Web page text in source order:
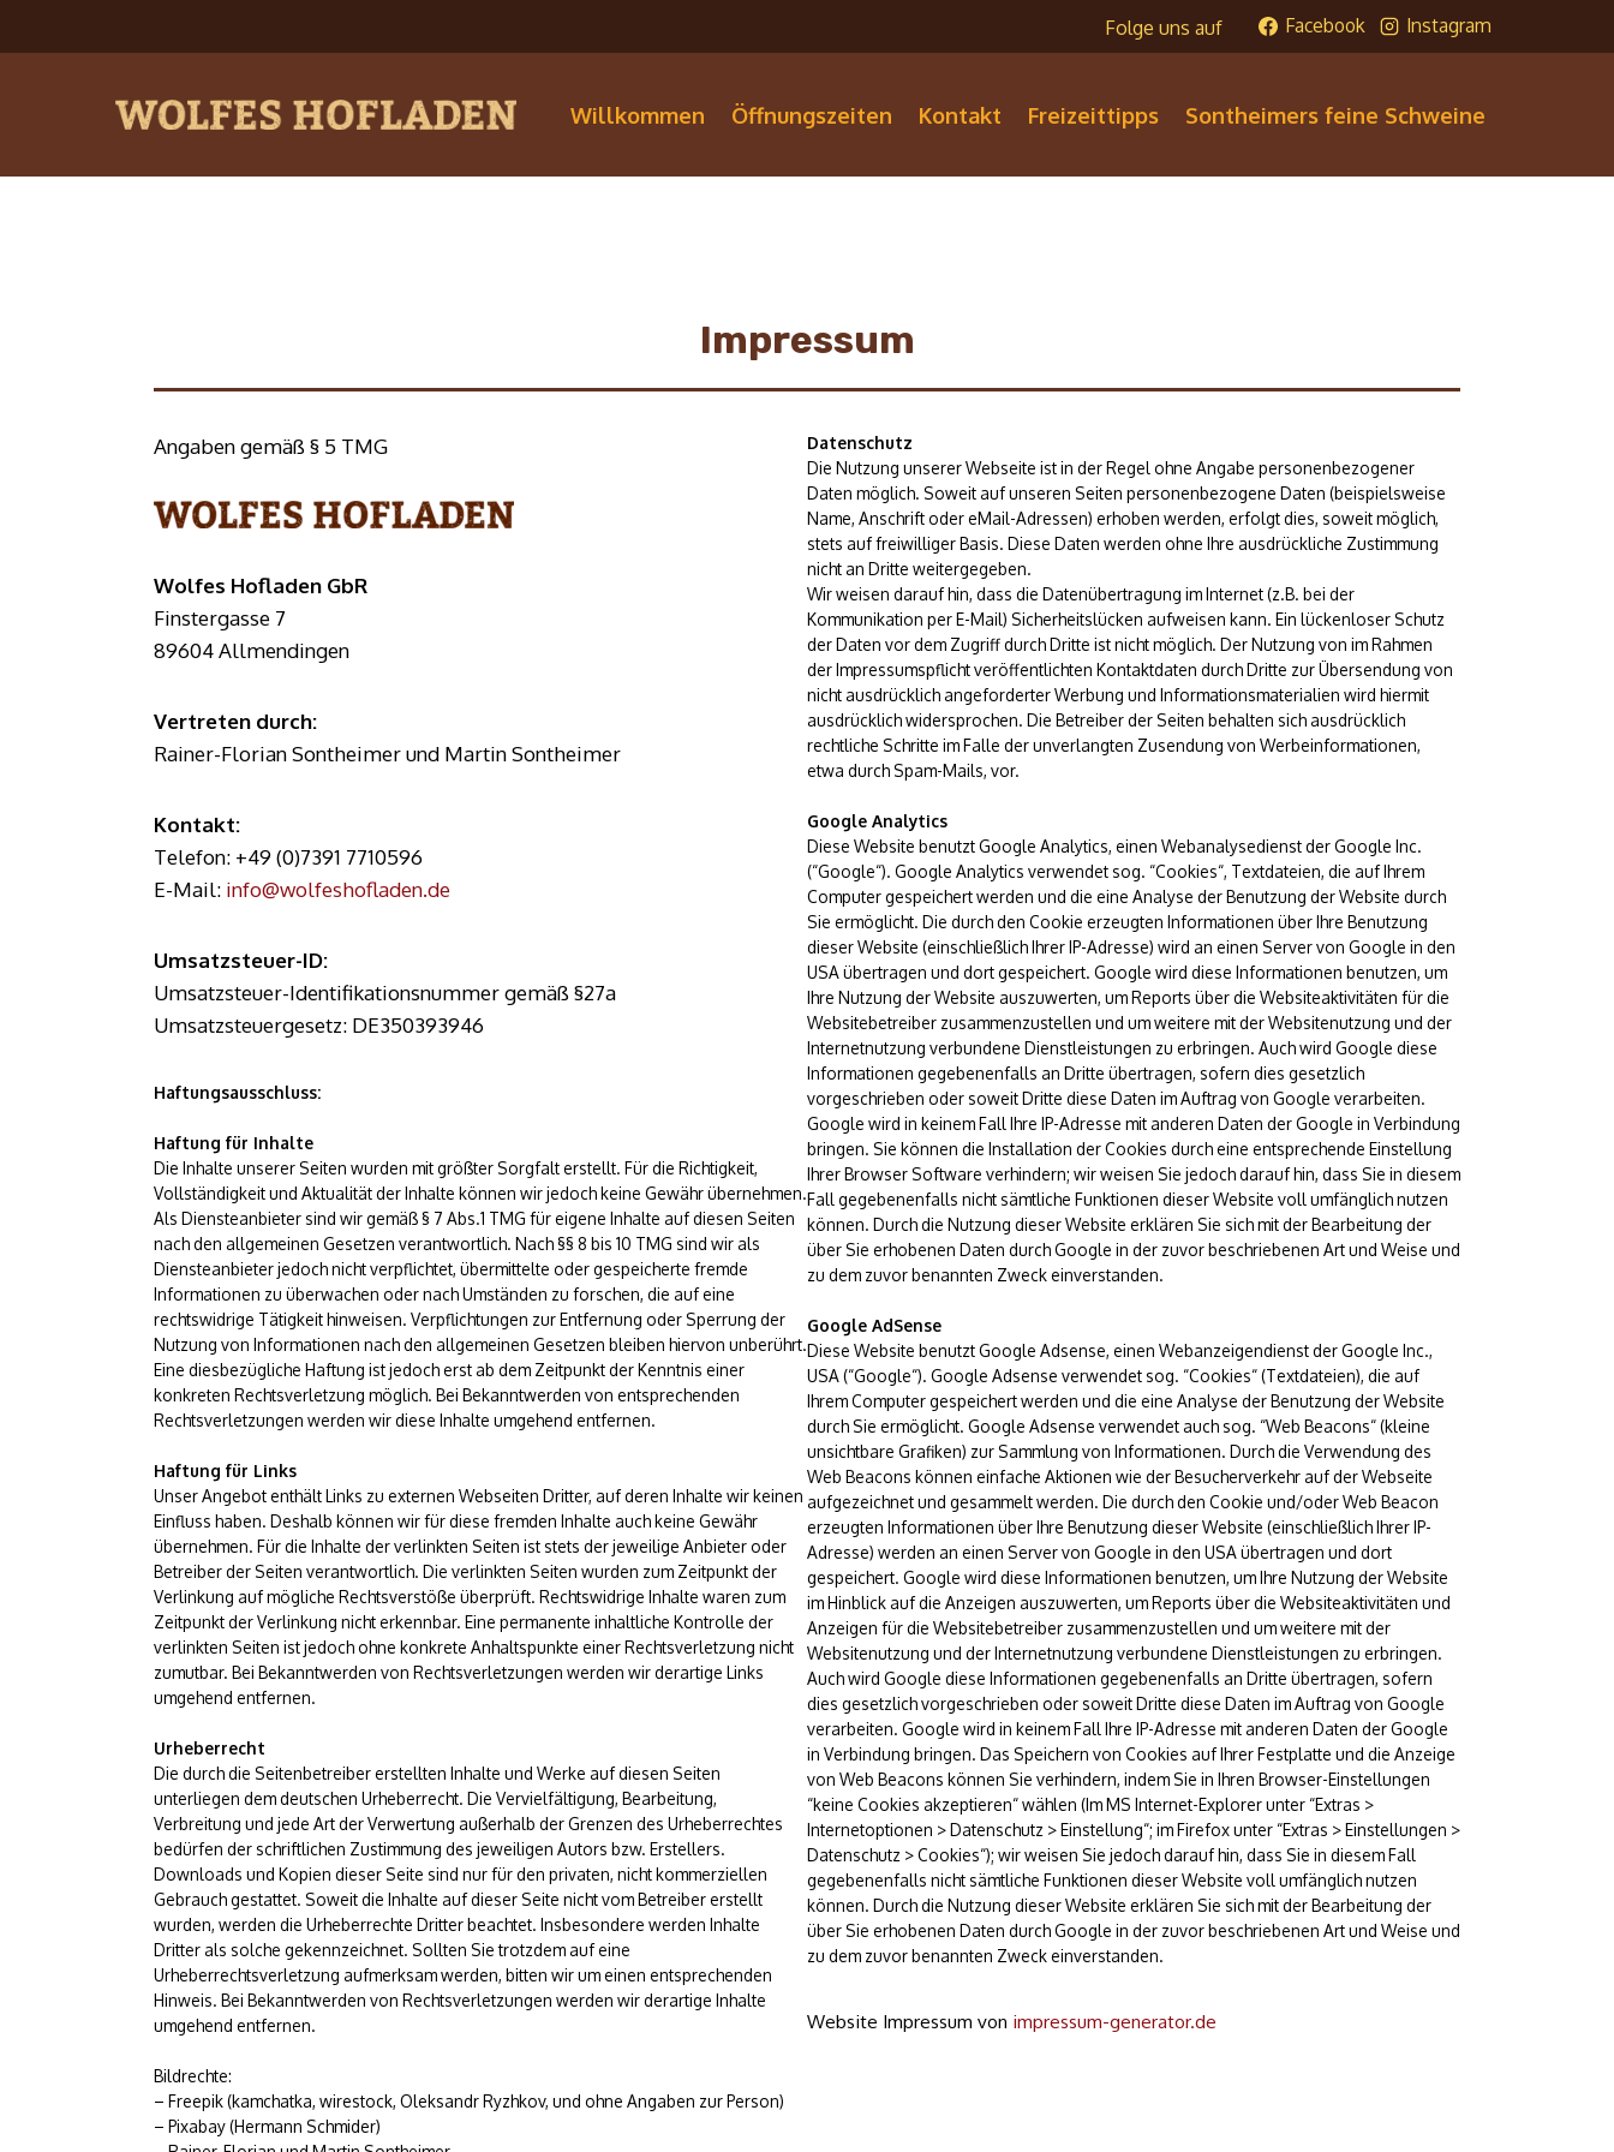
Inhalt
Folge uns auf Facebook Instagram
Willkommen Öffnungszeiten Kontakt Freizeittipps Sontheimers feine Schweine
Impressum
Angaben gemäß § 5 TMG
Wolfes Hofladen GbR
Finstergasse 7
89604 Allmendingen
Vertreten durch:
Rainer-Florian Sontheimer und Martin Sontheimer
Kontakt:
Telefon: +49 (0)7391 7710596
E-Mail: info@wolfeshofladen.de
Umsatzsteuer-ID:
Umsatzsteuer-Identifikationsnummer gemäß §27a
Umsatzsteuergesetz: DE350393946
Haftungsausschluss:
Haftung für Inhalte
Die Inhalte unserer Seiten wurden mit größter Sorgfalt erstellt. Für die Richtigkeit,
Vollständigkeit und Aktualität der Inhalte können wir jedoch keine Gewähr übernehmen.
Als Diensteanbieter sind wir gemäß § 7 Abs.1 TMG für eigene Inhalte auf diesen Seiten
nach den allgemeinen Gesetzen verantwortlich. Nach §§ 8 bis 10 TMG sind wir als
Diensteanbieter jedoch nicht verpflichtet, übermittelte oder gespeicherte fremde
Informationen zu überwachen oder nach Umständen zu forschen, die auf eine
rechtswidrige Tätigkeit hinweisen. Verpflichtungen zur Entfernung oder Sperrung der
Nutzung von Informationen nach den allgemeinen Gesetzen bleiben hiervon unberührt.
Eine diesbezügliche Haftung ist jedoch erst ab dem Zeitpunkt der Kenntnis einer
konkreten Rechtsverletzung möglich. Bei Bekanntwerden von entsprechenden
Rechtsverletzungen werden wir diese Inhalte umgehend entfernen.
Haftung für Links
Unser Angebot enthält Links zu externen Webseiten Dritter, auf deren Inhalte wir keinen
Einfluss haben. Deshalb können wir für diese fremden Inhalte auch keine Gewähr
übernehmen. Für die Inhalte der verlinkten Seiten ist stets der jeweilige Anbieter oder
Betreiber der Seiten verantwortlich. Die verlinkten Seiten wurden zum Zeitpunkt der
Verlinkung auf mögliche Rechtsverstöße überprüft. Rechtswidrige Inhalte waren zum
Zeitpunkt der Verlinkung nicht erkennbar. Eine permanente inhaltliche Kontrolle der
verlinkten Seiten ist jedoch ohne konkrete Anhaltspunkte einer Rechtsverletzung nicht
zumutbar. Bei Bekanntwerden von Rechtsverletzungen werden wir derartige Links
umgehend entfernen.
Urheberrecht
Die durch die Seitenbetreiber erstellten Inhalte und Werke auf diesen Seiten
unterliegen dem deutschen Urheberrecht. Die Vervielfältigung, Bearbeitung,
Verbreitung und jede Art der Verwertung außerhalb der Grenzen des Urheberrechtes
bedürfen der schriftlichen Zustimmung des jeweiligen Autors bzw. Erstellers.
Downloads und Kopien dieser Seite sind nur für den privaten, nicht kommerziellen
Gebrauch gestattet. Soweit die Inhalte auf dieser Seite nicht vom Betreiber erstellt
wurden, werden die Urheberrechte Dritter beachtet. Insbesondere werden Inhalte
Dritter als solche gekennzeichnet. Sollten Sie trotzdem auf eine
Urheberrechtsverletzung aufmerksam werden, bitten wir um einen entsprechenden
Hinweis. Bei Bekanntwerden von Rechtsverletzungen werden wir derartige Inhalte
umgehend entfernen.
Bildrechte:
– Freepik (kamchatka, wirestock, Oleksandr Ryzhkov, und ohne Angaben zur Person)
– Pixabay (Hermann Schmider)
Datenschutz
Die Nutzung unserer Webseite ist in der Regel ohne Angabe personenbezogener
Daten möglich. Soweit auf unseren Seiten personenbezogene Daten (beispielsweise
Name, Anschrift oder eMail-Adressen) erhoben werden, erfolgt dies, soweit möglich,
stets auf freiwilliger Basis. Diese Daten werden ohne Ihre ausdrückliche Zustimmung
nicht an Dritte weitergegeben.
Wir weisen darauf hin, dass die Datenübertragung im Internet (z.B. bei der
Kommunikation per E-Mail) Sicherheitslücken aufweisen kann. Ein lückenloser Schutz
der Daten vor dem Zugriff durch Dritte ist nicht möglich. Der Nutzung von im Rahmen
der Impressumspflicht veröffentlichten Kontaktdaten durch Dritte zur Übersendung von
nicht ausdrücklich angeforderter Werbung und Informationsmaterialien wird hiermit
ausdrücklich widersprochen. Die Betreiber der Seiten behalten sich ausdrücklich
rechtliche Schritte im Falle der unverlangten Zusendung von Werbeinformationen,
etwa durch Spam-Mails, vor.
Google Analytics
Diese Website benutzt Google Analytics, einen Webanalysedienst der Google Inc.
(“Google“). Google Analytics verwendet sog. “Cookies“, Textdateien, die auf Ihrem
Computer gespeichert werden und die eine Analyse der Benutzung der Website durch
Sie ermöglicht. Die durch den Cookie erzeugten Informationen über Ihre Benutzung
dieser Website (einschließlich Ihrer IP-Adresse) wird an einen Server von Google in den
USA übertragen und dort gespeichert. Google wird diese Informationen benutzen, um
Ihre Nutzung der Website auszuwerten, um Reports über die Websiteaktivitäten für die
Websitebetreiber zusammenzustellen und um weitere mit der Websitenutzung und der
Internetnutzung verbundene Dienstleistungen zu erbringen. Auch wird Google diese
Informationen gegebenenfalls an Dritte übertragen, sofern dies gesetzlich
vorgeschrieben oder soweit Dritte diese Daten im Auftrag von Google verarbeiten.
Google wird in keinem Fall Ihre IP-Adresse mit anderen Daten der Google in Verbindung
bringen. Sie können die Installation der Cookies durch eine entsprechende Einstellung
Ihrer Browser Software verhindern; wir weisen Sie jedoch darauf hin, dass Sie in diesem
Fall gegebenenfalls nicht sämtliche Funktionen dieser Website voll umfänglich nutzen
können. Durch die Nutzung dieser Website erklären Sie sich mit der Bearbeitung der
über Sie erhobenen Daten durch Google in der zuvor beschriebenen Art und Weise und
zu dem zuvor benannten Zweck einverstanden.
Google AdSense
Diese Website benutzt Google Adsense, einen Webanzeigendienst der Google Inc.,
USA (“Google“). Google Adsense verwendet sog. “Cookies“ (Textdateien), die auf
Ihrem Computer gespeichert werden und die eine Analyse der Benutzung der Website
durch Sie ermöglicht. Google Adsense verwendet auch sog. “Web Beacons“ (kleine
unsichtbare Grafiken) zur Sammlung von Informationen. Durch die Verwendung des
Web Beacons können einfache Aktionen wie der Besucherverkehr auf der Webseite
aufgezeichnet und gesammelt werden. Die durch den Cookie und/oder Web Beacon
erzeugten Informationen über Ihre Benutzung dieser Website (einschließlich Ihrer IP-
Adresse) werden an einen Server von Google in den USA übertragen und dort
gespeichert. Google wird diese Informationen benutzen, um Ihre Nutzung der Website
im Hinblick auf die Anzeigen auszuwerten, um Reports über die Websiteaktivitäten und
Anzeigen für die Websitebetreiber zusammenzustellen und um weitere mit der
Websitenutzung und der Internetnutzung verbundene Dienstleistungen zu erbringen.
Auch wird Google diese Informationen gegebenenfalls an Dritte übertragen, sofern
dies gesetzlich vorgeschrieben oder soweit Dritte diese Daten im Auftrag von Google
verarbeiten. Google wird in keinem Fall Ihre IP-Adresse mit anderen Daten der Google
in Verbindung bringen. Das Speichern von Cookies auf Ihrer Festplatte und die Anzeige
von Web Beacons können Sie verhindern, indem Sie in Ihren Browser-Einstellungen
“keine Cookies akzeptieren“ wählen (Im MS Internet-Explorer unter “Extras >
Internetoptionen > Datenschutz > Einstellung“; im Firefox unter “Extras > Einstellungen >
Datenschutz > Cookies“); wir weisen Sie jedoch darauf hin, dass Sie in diesem Fall
gegebenenfalls nicht sämtliche Funktionen dieser Website voll umfänglich nutzen
können. Durch die Nutzung dieser Website erklären Sie sich mit der Bearbeitung der
über Sie erhobenen Daten durch Google in der zuvor beschriebenen Art und Weise und
zu dem zuvor benannten Zweck einverstanden.
Website Impressum von impressum-generator.de